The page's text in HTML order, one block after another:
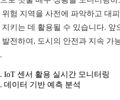
위험 지역을 사전에 파악하고 대
지키는 데 활용될 수 있습니다.
발전하여, 도시의 안전과 지속 가
IoT 센서 활용 실시간 모니터링
데이터 기반 예측 분석